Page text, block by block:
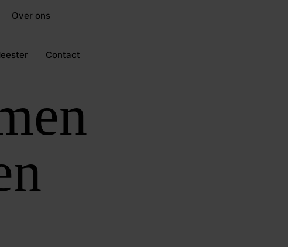
Over ons
Contact